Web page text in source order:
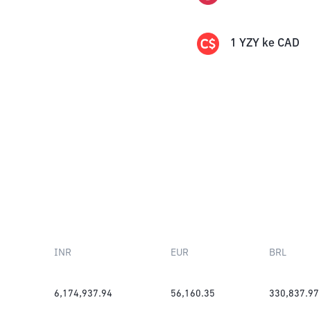
1 YZY ke CAD
INR EUR BRL
6,174,937.94 56,160.35 330,837.97